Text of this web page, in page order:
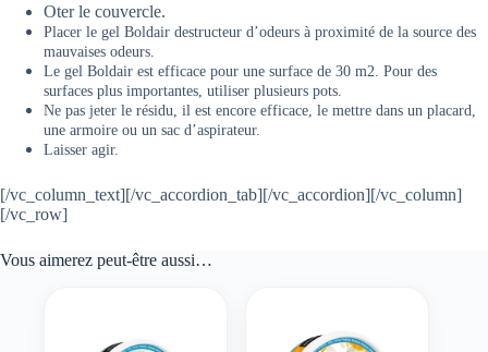
Oter le couvercle.
Placer le gel Boldair destructeur d’odeurs à proximité de la source des
mauvaises odeurs.
Le gel Boldair est efficace pour une surface de 30 m2. Pour des
surfaces plus importantes, utiliser plusieurs pots.
Ne pas jeter le résidu, il est encore efficace, le mettre dans un placard,
une armoire ou un sac d’aspirateur.
Laisser agir.
[/vc_column_text][/vc_accordion_tab][/vc_accordion][/vc_column]
[/vc_row]
Vous aimerez peut-être aussi…